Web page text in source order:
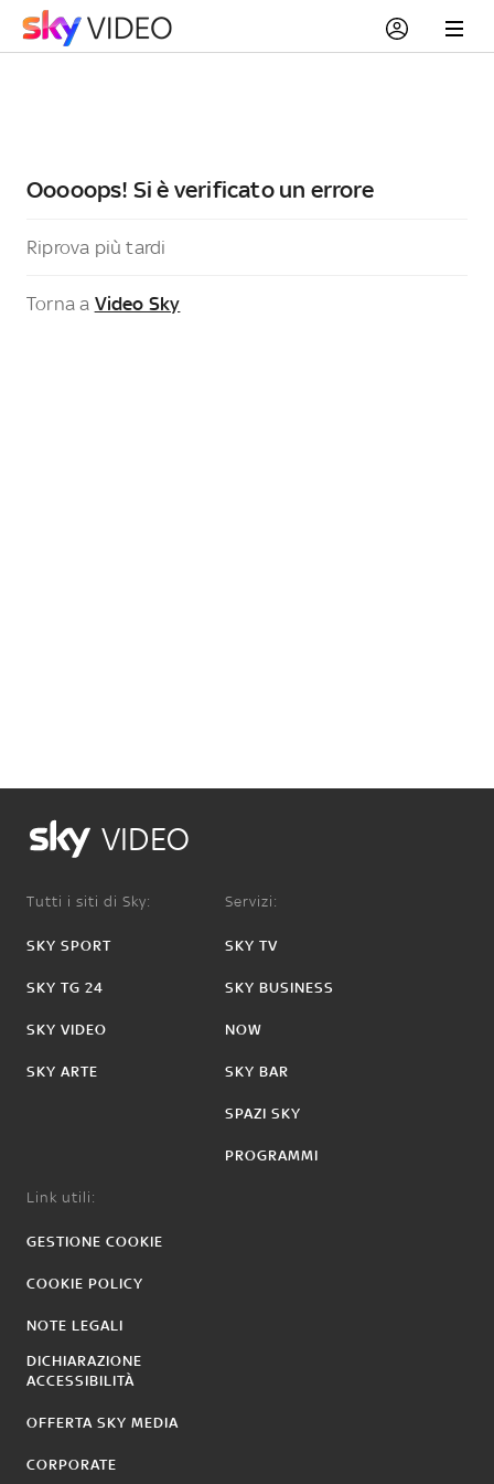
Ooooops! Si è verificato un errore
Riprova più tardi
Torna a Video Sky
VIDEO
Tutti i siti di Sky:
SKY SPORT
SKY TG 24
SKY VIDEO
SKY ARTE
Servizi:
SKY TV
SKY BUSINESS
NOW
SKY BAR
SPAZI SKY
PROGRAMMI
Link utili:
GESTIONE COOKIE
COOKIE POLICY
NOTE LEGALI
DICHIARAZIONE
ACCESSIBILITÀ
OFFERTA SKY MEDIA
CORPORATE